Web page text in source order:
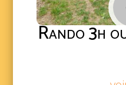
Rando 3h